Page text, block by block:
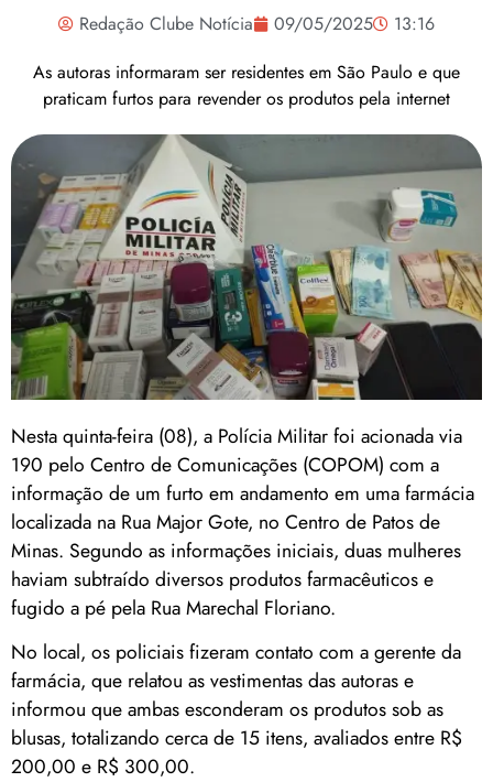
Redação Clube Notícia 09/05/2025
13:16
As autoras informaram ser residentes em São Paulo e que
praticam furtos para revender os produtos pela internet
Nesta quinta-feira (08), a Polícia Militar foi acionada via
190 pelo Centro de Comunicações (COPOM) com a
informação de um furto em andamento em uma farmácia
localizada na Rua Major Gote, no Centro de Patos de
Minas. Segundo as informações iniciais, duas mulheres
haviam subtraído diversos produtos farmacêuticos e
fugido a pé pela Rua Marechal Floriano.
No local, os policiais fizeram contato com a gerente da
farmácia, que relatou as vestimentas das autoras e
informou que ambas esconderam os produtos sob as
blusas, totalizando cerca de 15 itens, avaliados entre R$
200,00 e R$ 300,00.